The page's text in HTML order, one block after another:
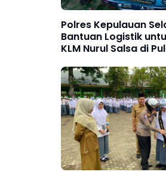
Polres Kepulauan
Bantuan Logistik
KLM Nurul Salsa di